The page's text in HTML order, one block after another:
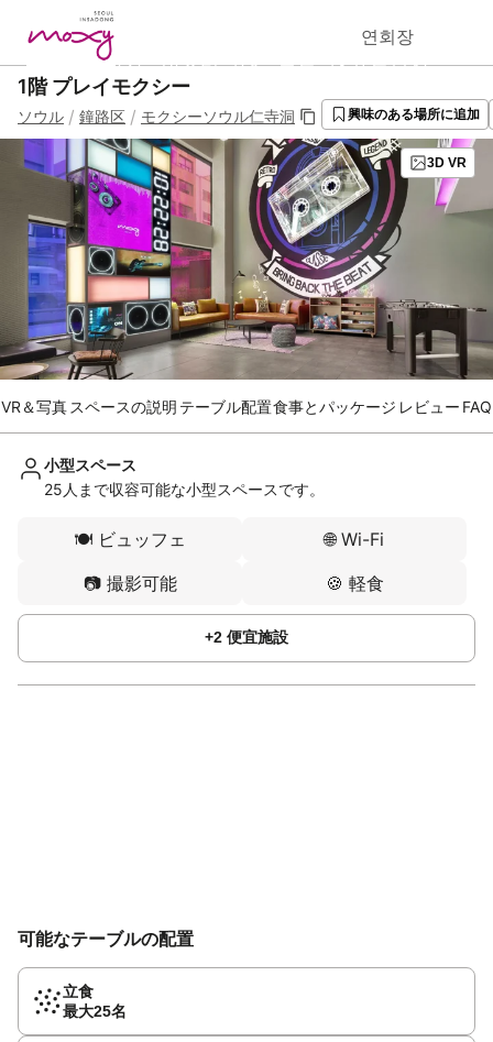
연회장
홈페이지 인스타그램
블로그&프로모션
1階 プレイモクシー
ソウル / 鐘路区 / モクシーソウル仁寺洞 興味のある場所に追加
3D VR
VR＆写真 スペースの説明 テーブル配置食事とパッケージ レビュー FAQ
小型スペース
25人まで収容可能な小型スペースです。
🍽️ ビュッフェ 🌐 Wi-Fi
📷 撮影可能 🍪 軽食
+2 便宜施設
可能なテーブルの配置
立食
最大25名